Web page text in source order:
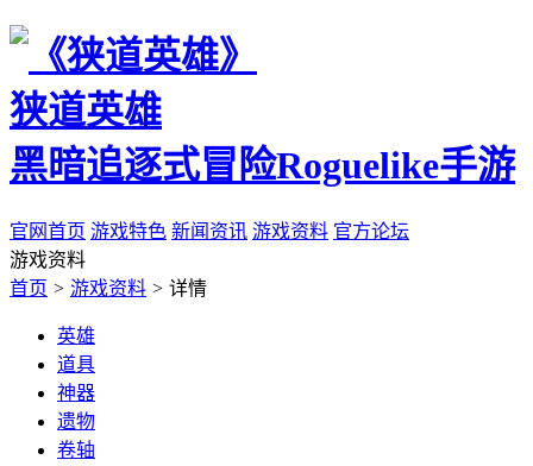
狭道英雄
黑暗追逐式冒险Roguelike手游
官网首页 游戏特色 新闻资讯 游戏资料 官方论坛
游戏资料
首页 > 游戏资料 > 详情
英雄
道具
神器
遗物
卷轴